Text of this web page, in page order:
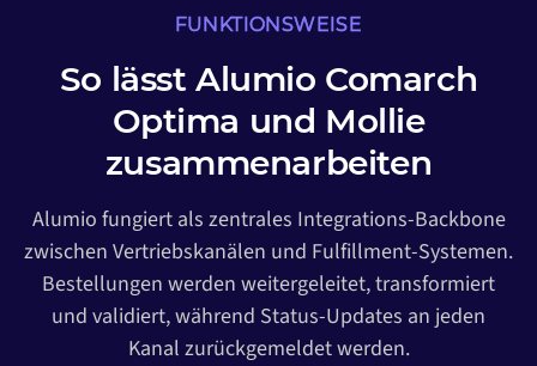
FUNKTIONSWEISE
So lässt Alumio Comarch
Optima und Mollie
zusammenarbeiten
Alumio fungiert als zentrales Integrations-Backbone
zwischen Vertriebskanälen und Fulfillment-Systemen.
Bestellungen werden weitergeleitet, transformiert
und validiert, während Status-Updates an jeden
Kanal zurückgemeldet werden.